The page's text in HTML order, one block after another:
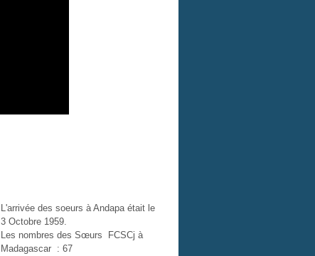
L'arrivée des soeurs à Andapa était le
3 Octobre 1959.
Les nombres des Sœurs FCSCj à
Madagascar : 67